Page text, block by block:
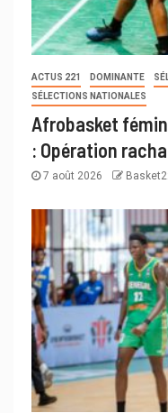
ACTUS 221 DOMINANTE
SÉLECTIONS NATIONALES
Afrobasket
: Opération
7 août 2026